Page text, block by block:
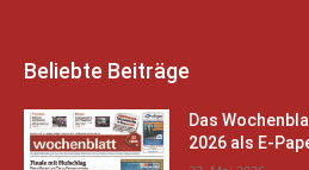
Beliebte Beiträge
Das
2026 als E-